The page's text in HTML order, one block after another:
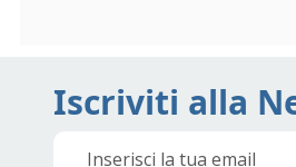
Iscriviti alla